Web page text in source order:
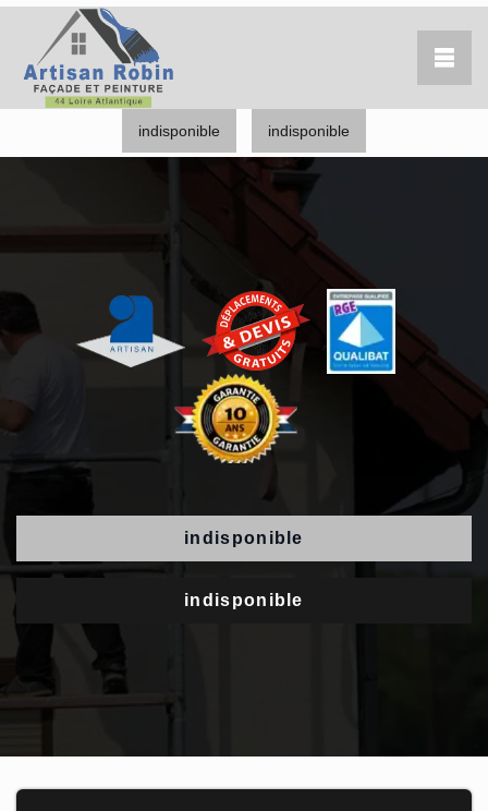
indisponible indisponible
indisponible
indisponible